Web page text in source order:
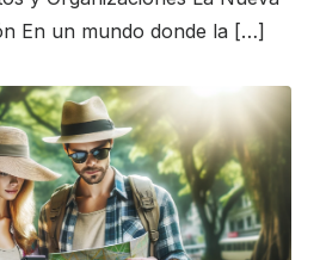
En un mundo donde la […]